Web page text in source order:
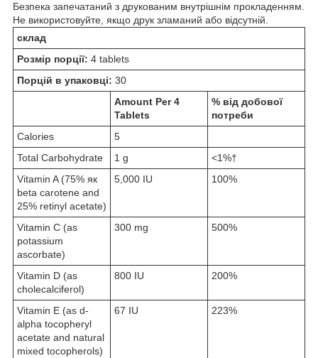
Безпека запечатаний з друкованим внутрішнім прокладенням.
Не використовуйте, якщо друк зламаний або відсутній.
склад
Розмір порції: 4 tablets
Порцій в упаковці: 30
Amount Per 4
Tablets
% від добової
потреби
Calories
5
Total Carbohydrate
1 g
<1%†
Vitamin A (75% як
beta carotene and
25% retinyl acetate)
5,000 IU 100%
Vitamin C (as
potassium
ascorbate)
300 mg 500%
Vitamin D (as
cholecalciferol)
800 IU 200%
Vitamin E (as d-
alpha tocopheryl
acetate and natural
mixed tocopherols)
67 IU 223%